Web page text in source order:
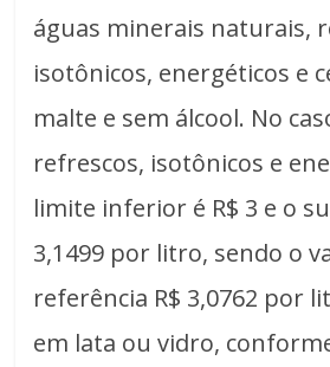
águas minerais naturais,
isotônicos, energéticos e
malte e sem álcool. No
refrescos, isotônicos e
limite inferior é R$ 3 e o
3,1499 por litro, sendo o
referência R$ 3,0762 por
em lata ou vidro,